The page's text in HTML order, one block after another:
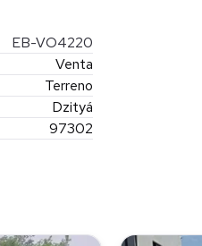
EB-VO4220
Venta
Terreno
Dzityá
97302